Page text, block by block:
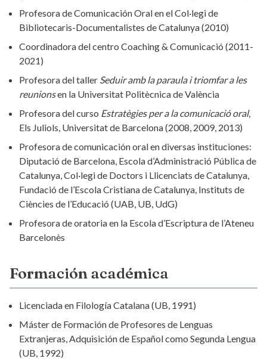
Profesora de Comunicación Oral en el Col·legi de
Bibliotecaris-Documentalistes de Catalunya (2010)
Coordinadora del centro Coaching & Comunicació (2011-
2021)
Profesora del taller Seduir amb la paraula i triomfar a les
reunionsen la Universitat Politècnica de València
Profesora del curso Estratègies per a la comunicació oral,
Els Juliols, Universitat de Barcelona (2008, 2009, 2013)
Profesora de comunicación oral en diversas instituciones:
Diputació de Barcelona, Escola d’Administració Pública de
Catalunya, Col·legi de Doctors i Llicenciats de Catalunya,
Fundació de l’Escola Cristiana de Catalunya, Instituts de
Ciències de l’Educació (UAB, UB, UdG)
Profesora de oratoria en la Escola d’Escriptura de l’Ateneu
Barcelonès
Formación académica
Licenciada en Filología Catalana (UB, 1991)
Máster de Formación de Profesores de Lenguas
Extranjeras, Adquisición de Español como Segunda Lengua
(UB, 1992)